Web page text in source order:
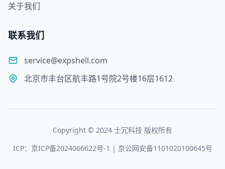
关于我们
联系我们
service@expshell.com
北京市丰台区航丰路1号院2号楼16层1612
Copyright © 2024 士冗科技 版权所有
ICP：京ICP备2024066622号-1 | 京公网安备1101020100645号